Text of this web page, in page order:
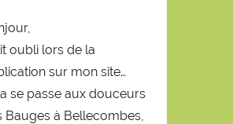
oubli lors de la
sur mon site…
se passe aux douceurs
Bauges à Bellecombes,